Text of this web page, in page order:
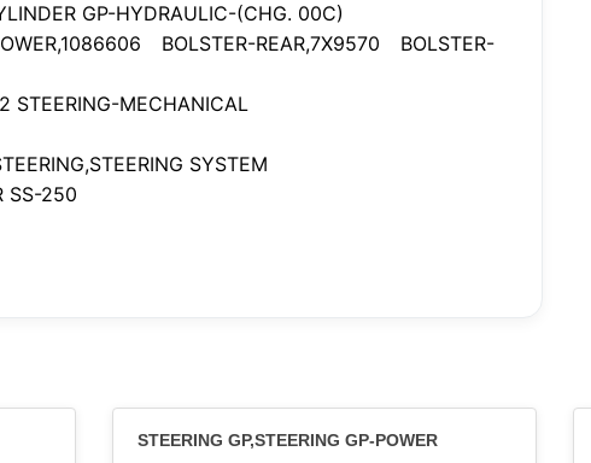
GP-HYDRAULIC-(CHG. 00C)
BOLSTER-REAR,7X9570 BOLSTER-
STEERING-MECHANICAL
SYSTEM
SS-250
STEERING GP,STEERING GP-POWER